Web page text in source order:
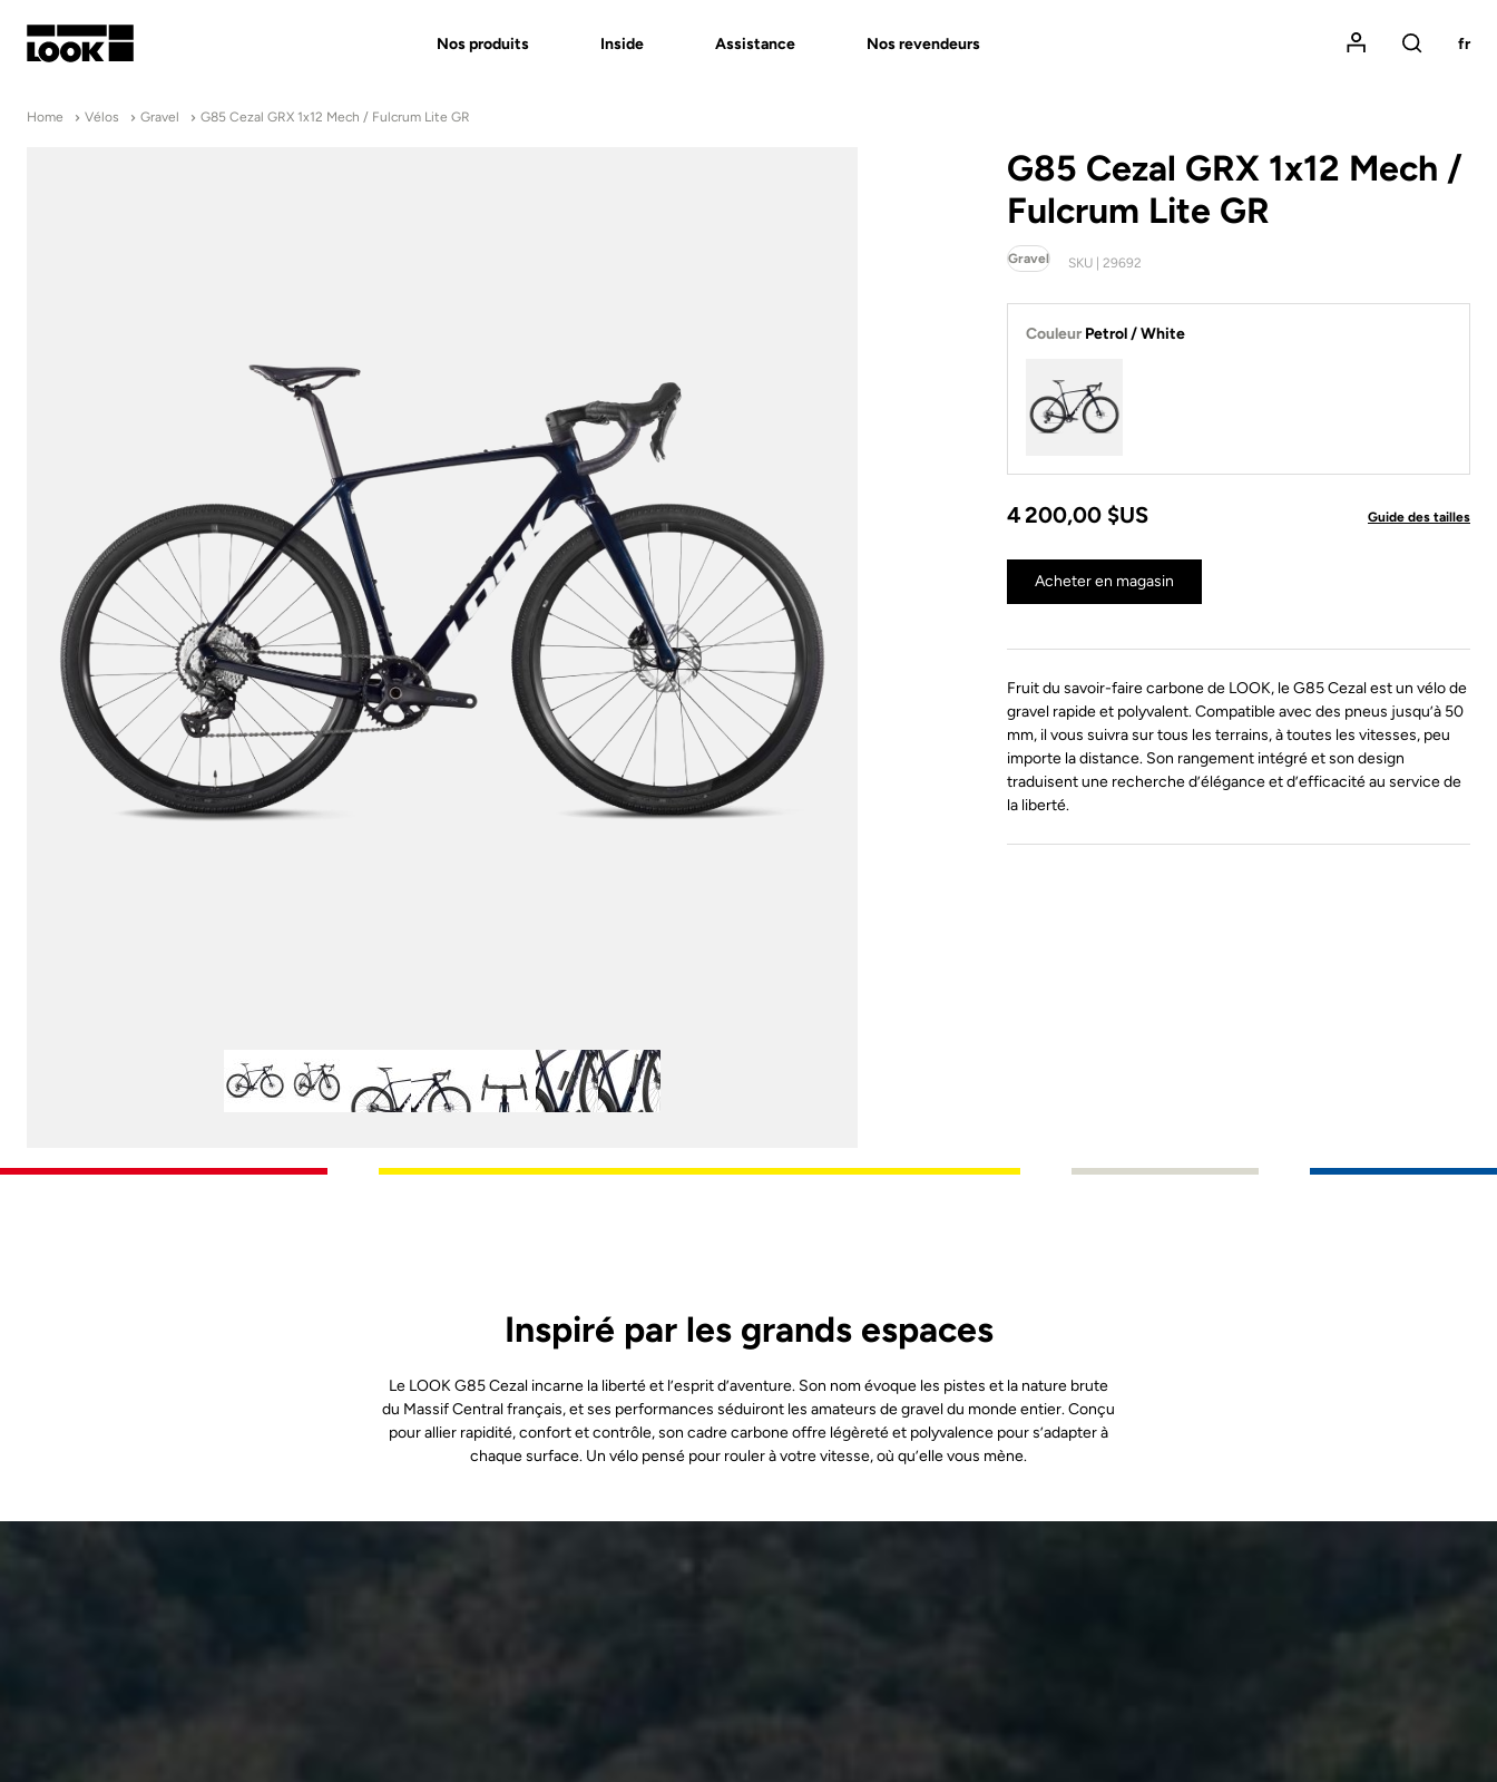
Nos produits Inside Assistance Nos revendeurs
Mon compte
Rechercher
fr
Home Vélos Gravel G85 Cezal GRX 1x12 Mech / Fulcrum Lite GR
G85 Cezal GRX 1x12 Mech /
Fulcrum Lite GR
Gravel SKU | 29692
Couleur Petrol / White
4 200,00 $US Guide des tailles
Acheter en magasin
Fruit du savoir-faire carbone de LOOK, le G85 Cezal est un vélo de
gravel rapide et polyvalent. Compatible avec des pneus jusqu’à 50
mm, il vous suivra sur tous les terrains, à toutes les vitesses, peu
importe la distance. Son rangement intégré et son design
traduisent une recherche d’élégance et d’efficacité au service de
la liberté.
Inspiré par les grands espaces
Le LOOK G85 Cezal incarne la liberté et l’esprit d’aventure. Son nom évoque les pistes et la nature brute
du Massif Central français, et ses performances séduiront les amateurs de gravel du monde entier. Conçu
pour allier rapidité, confort et contrôle, son cadre carbone offre légèreté et polyvalence pour s’adapter à
chaque surface. Un vélo pensé pour rouler à votre vitesse, où qu’elle vous mène.